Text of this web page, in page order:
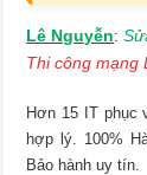
Lê Nguyễn:
Thi công mạng
Hơn 15 IT phục
hợp lý. 100%
Bảo hành uy tín.